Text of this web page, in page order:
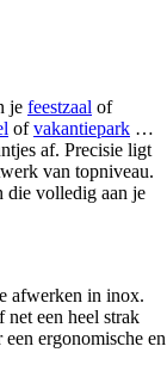
je feestzaal of
ofvakantiepark …
af. Precisie ligt
van topniveau.
die volledig aan je
afwerken in inox.
net een heel strak
ergonomische en